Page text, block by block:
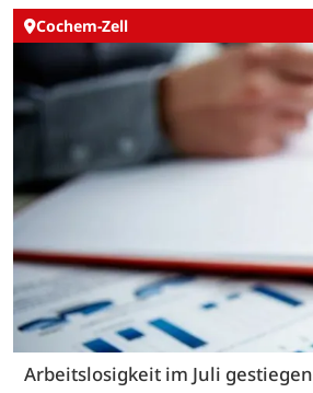
Cochem-Zell
Arbeitslosigkeit im Juli gestiegen